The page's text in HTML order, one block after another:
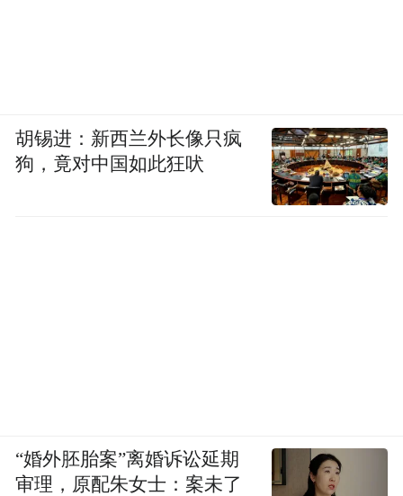
胡锡进：新西兰外长像只疯
狗，竟对中国如此狂吠
“婚外胚胎案”离婚诉讼延期
审理，原配朱女士：案未了